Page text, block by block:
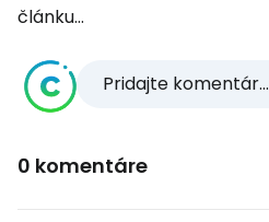
článku...
Pridajte komentár...
0 komentáre